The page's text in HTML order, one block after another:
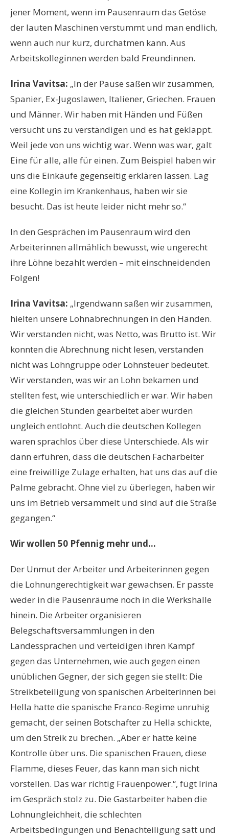
jener Moment, wenn im Pausenraum das Getöse
der lauten Maschinen verstummt und man endlich,
wenn auch nur kurz, durchatmen kann. Aus
Arbeitskolleginnen werden bald Freundinnen.
Irina Vavitsa: „In der Pause saßen wir zusammen,
Spanier, Ex-Jugoslawen, Italiener, Griechen. Frauen
und Männer. Wir haben mit Händen und Füßen
versucht uns zu verständigen und es hat geklappt.
Weil jede von uns wichtig war. Wenn was war, galt
Eine für alle, alle für einen. Zum Beispiel haben wir
uns die Einkäufe gegenseitig erklären lassen. Lag
eine Kollegin im Krankenhaus, haben wir sie
besucht. Das ist heute leider nicht mehr so.“
In den Gesprächen im Pausenraum wird den
Arbeiterinnen allmählich bewusst, wie ungerecht
ihre Löhne bezahlt werden – mit einschneidenden
Folgen!
Irina Vavitsa: „Irgendwann saßen wir zusammen,
hielten unsere Lohnabrechnungen in den Händen.
Wir verstanden nicht, was Netto, was Brutto ist. Wir
konnten die Abrechnung nicht lesen, verstanden
nicht was Lohngruppe oder Lohnsteuer bedeutet.
Wir verstanden, was wir an Lohn bekamen und
stellten fest, wie unterschiedlich er war. Wir haben
die gleichen Stunden gearbeitet aber wurden
ungleich entlohnt. Auch die deutschen Kollegen
waren sprachlos über diese Unterschiede. Als wir
dann erfuhren, dass die deutschen Facharbeiter
eine freiwillige Zulage erhalten, hat uns das auf die
Palme gebracht. Ohne viel zu überlegen, haben wir
uns im Betrieb versammelt und sind auf die Straße
gegangen.“
Wir wollen 50 Pfennig mehr und…
Der Unmut der Arbeiter und Arbeiterinnen gegen
die Lohnungerechtigkeit war gewachsen. Er passte
weder in die Pausenräume noch in die Werkshalle
hinein. Die Arbeiter organisieren
Belegschaftsversammlungen in den
Landessprachen und verteidigen ihren Kampf
gegen das Unternehmen, wie auch gegen einen
unüblichen Gegner, der sich gegen sie stellt: Die
Streikbeteiligung von spanischen Arbeiterinnen bei
Hella hatte die spanische Franco-Regime unruhig
gemacht, der seinen Botschafter zu Hella schickte,
um den Streik zu brechen. „Aber er hatte keine
Kontrolle über uns. Die spanischen Frauen, diese
Flamme, dieses Feuer, das kann man sich nicht
vorstellen. Das war richtig Frauenpower.“, fügt Irina
im Gespräch stolz zu. Die Gastarbeiter haben die
Lohnungleichheit, die schlechten
Arbeitsbedingungen und Benachteiligung satt und